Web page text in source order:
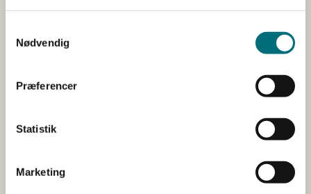
Nødvendig
Præferencer
Statistik
Marketing
mailboks.
Landbrugsstyrelsen er på Facebook og LinkedIn.